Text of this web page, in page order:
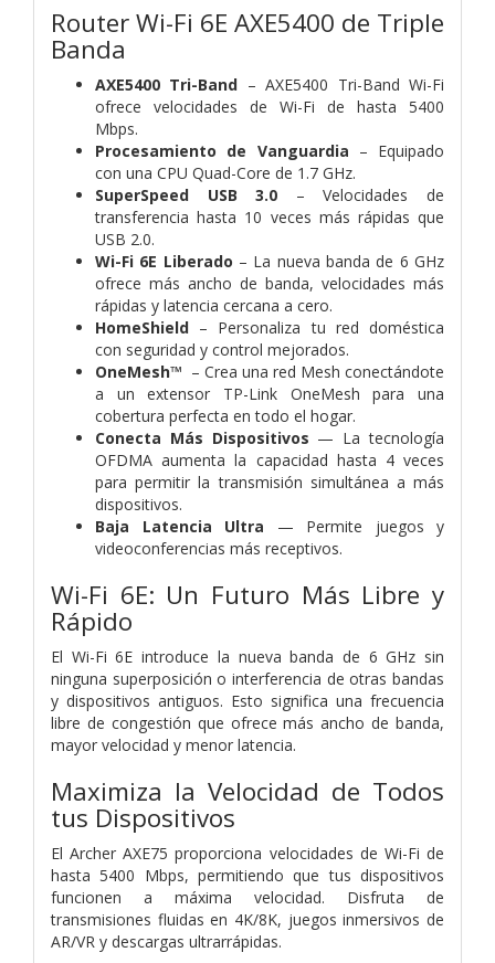
Router Wi-Fi 6E AXE5400 de Triple
Banda
AXE5400 Tri-Band – AXE5400 Tri-Band Wi-Fi
ofrece velocidades de Wi-Fi de hasta 5400
Mbps.
Procesamiento de Vanguardia – Equipado
con una CPU Quad-Core de 1.7 GHz.
SuperSpeed USB 3.0 – Velocidades de
transferencia hasta 10 veces más rápidas que
USB 2.0.
Wi-Fi 6E Liberado – La nueva banda de 6 GHz
ofrece más ancho de banda, velocidades más
rápidas y latencia cercana a cero.
HomeShield – Personaliza tu red doméstica
con seguridad y control mejorados.
OneMesh™ – Crea una red Mesh conectándote
a un extensor TP-Link OneMesh para una
cobertura perfecta en todo el hogar.
Conecta Más Dispositivos — La tecnología
OFDMA aumenta la capacidad hasta 4 veces
para permitir la transmisión simultánea a más
dispositivos.
Baja Latencia Ultra — Permite juegos y
videoconferencias más receptivos.
Wi-Fi 6E: Un Futuro Más Libre y
Rápido
El Wi-Fi 6E introduce la nueva banda de 6 GHz sin
ninguna superposición o interferencia de otras bandas
y dispositivos antiguos. Esto significa una frecuencia
libre de congestión que ofrece más ancho de banda,
mayor velocidad y menor latencia.
Maximiza la Velocidad de Todos
tus Dispositivos
El Archer AXE75 proporciona velocidades de Wi-Fi de
hasta 5400 Mbps, permitiendo que tus dispositivos
funcionen a máxima velocidad. Disfruta de
transmisiones fluidas en 4K/8K, juegos inmersivos de
AR/VR y descargas ultrarrápidas.